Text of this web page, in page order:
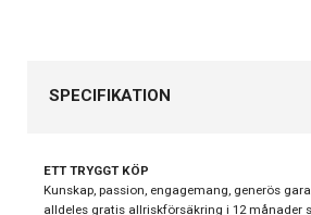
SPECIFIKATION
Kollektion
Sussex
ETT TRYGGT KÖP
Kunskap, passion, engagemang, generös
alldeles gratis allriskförsäkring i 12 månader